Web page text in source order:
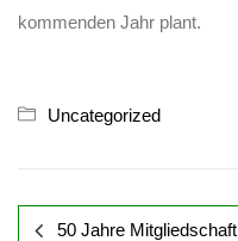
kommenden Jahr plant.
Uncategorized
50 Jahre Mitgliedschaft